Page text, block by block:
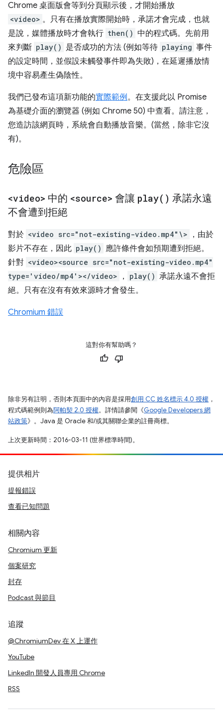
Chrome 桌面版會等到分頁顯示後，才開始播放
<video> 。只有在播放實際開始時，承諾才會完成，也就
是說，媒體播放時才會執行 then() 中的程式碼。先前用
來判斷 play() 是否成功的方法 (例如等待 playing 事件
的設定時間，並假設未觸發事件即為失敗)，在延遲播放情
境中容易產生偽陰性。
我們已發布這項新功能的實際範例。在支援此以 Promise
為基礎介面的瀏覽器 (例如 Chrome 50) 中查看。請注意，
您造訪該網頁時，系統會自動播放音樂。(當然，除非它沒
有)。
危險區
<video> 中的 <source> 會讓 play( ) 承諾永遠
不會遭到拒絕
對於 <video src="not-existing-video.mp4"\>
，由於
影片不存在，因此 play() 應許條件會如預期遭到拒絕。
針對 <video><source src="not-existing-video.mp4"
type='video/mp4'></video>
， play() 承諾永遠不會拒
絕。只有在沒有有效來源時才會發生。
Chromium 錯誤
這對你有幫助嗎？
除非另有註明，否則本頁面中的內容是採用創用 CC 姓名標示 4.0 授權 ，
程式碼範例則為阿帕契 2.0 授權。詳情請參閱《Google Developers 網
站政策》。Java 是 Oracle 和/或其關聯企業的註冊商標。
上次更新時間：2016-03-11 (世界標準時間)。
提供相片
提報錯誤
查看已知問題
相關內容
Chromium 更新
個案研究
封存
Podcast 與節目
追蹤
@ChromiumDev 在 X 上運作
YouTube
LinkedIn 開發人員專用 Chrome
RSS